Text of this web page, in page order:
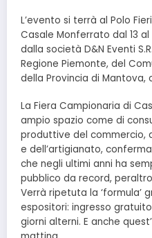
L’evento si terrà al Polo
Casale Monferrato dal 13
dalla società D&N Eventi
Regione Piemonte, del
della Provincia di
La Fiera Campionaria di
ampio spazio come di
produttive del commercio,
e dell’artigianato,
che negli ultimi anni ha
pubblico da record,
Verrà ripetuta la ‘formula’
espositori: ingresso
giorni alterni. E anche